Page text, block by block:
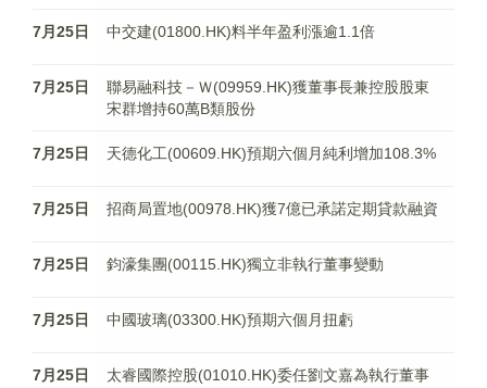
7月25日 中交建(01800.HK)料半年盈利漲逾1.1倍
7月25日
聯易融科技－Ｗ(09959.HK)獲董事長兼控股股東
宋群增持60萬B類股份
7月25日 天德化工(00609.HK)預期六個月純利增加108.3%
7月25日 招商局置地(00978.HK)獲7億已承諾定期貸款融資
7月25日 鈞濠集團(00115.HK)獨立非執行董事變動
7月25日 中國玻璃(03300.HK)預期六個月扭虧
7月25日 太睿國際控股(01010.HK)委任劉文嘉為執行董事